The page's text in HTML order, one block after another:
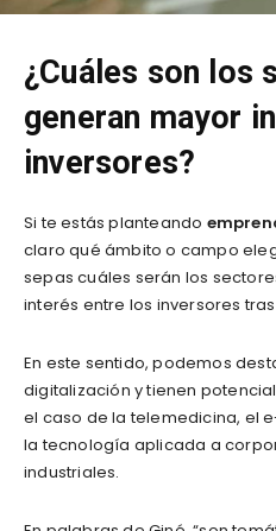
¿Cuáles son los
generan mayor
inversores?
Si te estás planteando
claro qué ámbito o campo
sepas cuáles serán los
interés entre los inversores
En este sentido, podemos
digitalización y tienen
el caso de la telemedicina, el
la tecnología aplicada a
industriales.